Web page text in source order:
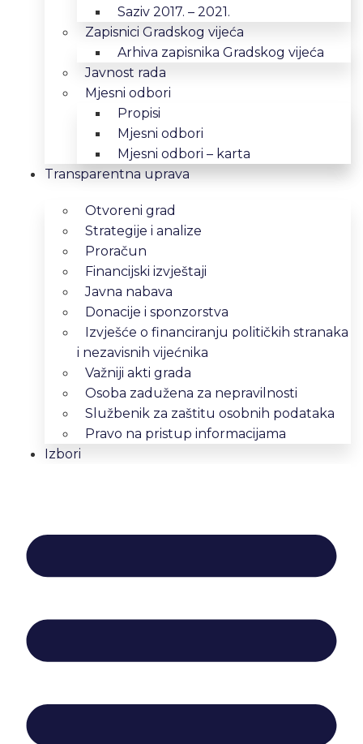
Saziv 2017. – 2021.
Zapisnici Gradskog vijeća
Arhiva zapisnika Gradskog vijeća
Javnost rada
Mjesni odbori
Propisi
Mjesni odbori
Mjesni odbori – karta
Transparentna uprava
Otvoreni grad
Strategije i analize
Proračun
Financijski izvještaji
Javna nabava
Donacije i sponzorstva
Izvješće o financiranju političkih stranaka
i nezavisnih vijećnika
Važniji akti grada
Osoba zadužena za nepravilnosti
Službenik za zaštitu osobnih podataka
Pravo na pristup informacijama
Izbori